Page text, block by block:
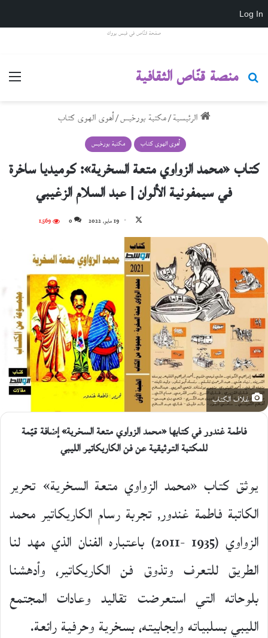
Log In
صفحة قنّاص في فيس بووك
منصة قنّاص الثقافية
بحث عن
الرئيسية/مكتبة بورخيس/أهوى الهوى كتاب
أهوى الهوى كتاب مكتبة بورخيس
كتاب «محمد الزواوي متعة السخرية»: كوميديا ساخرة
في سيمفونية الألوان | عبد السلام الزغيبي
على
X
19 مايو، 2022 0 1٬569
غلاف الكتاب
فاطمة غندور في كتابها «محمد الزواوي متعة السخرية» إضافة قيّمة
للمكتبة التوثيقية عن فن الكاريكاتير الليبي
يوثق كتاب «محمد الزواوي متعة السخرية» تحرير
الكاتبة فاطمة غندور٬ تجربة رسام الكاريكاتير محمد
الزواوي (1935 -2011) باعتباره الفنان الذي مهد لنا
الطريق للتعرف وتذوق فن الكاريكاتير، وأدهشنا
بلوحاته التي استعرضت تقاليد وعادات المجتمع
الليبي بسلبياته وايجابيته، بسخرية وحرفية رائعة.